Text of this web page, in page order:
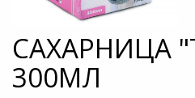
САХАРНИЦА
300МЛ